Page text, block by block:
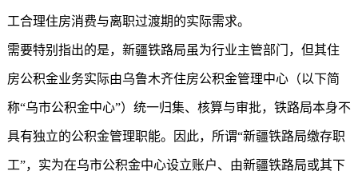
工合理住房消费与离职过渡期的实际需求。
需要特别指出的是，新疆铁路局虽为行业主管部门，但其住
房公积金业务实际由乌鲁木齐住房公积金管理中心（以下简
称“乌市公积金中心”）统一归集、核算与审批，铁路局本身不
具有独立的公积金管理职能。因此，所谓“新疆铁路局缴存职
工”，实为在乌市公积金中心设立账户、由新疆铁路局或其下